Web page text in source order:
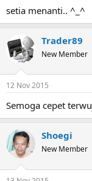
setia menanti.. ^_^
Trader89
New Member
12 Nov 2015
Semoga cepet
Shoegi
New Member